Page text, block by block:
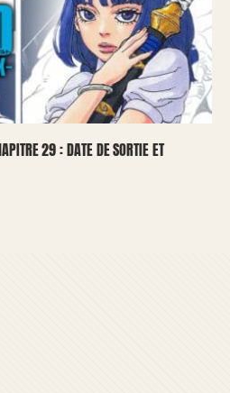
29 : DATE DE SORTIE ET